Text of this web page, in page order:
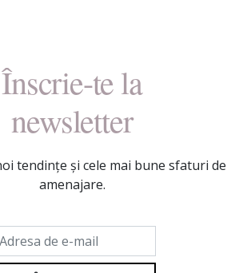
Înscrie-te la
newsletter
tendințe și cele mai bune sfaturi de
amenajare.
Adresa de e-mail